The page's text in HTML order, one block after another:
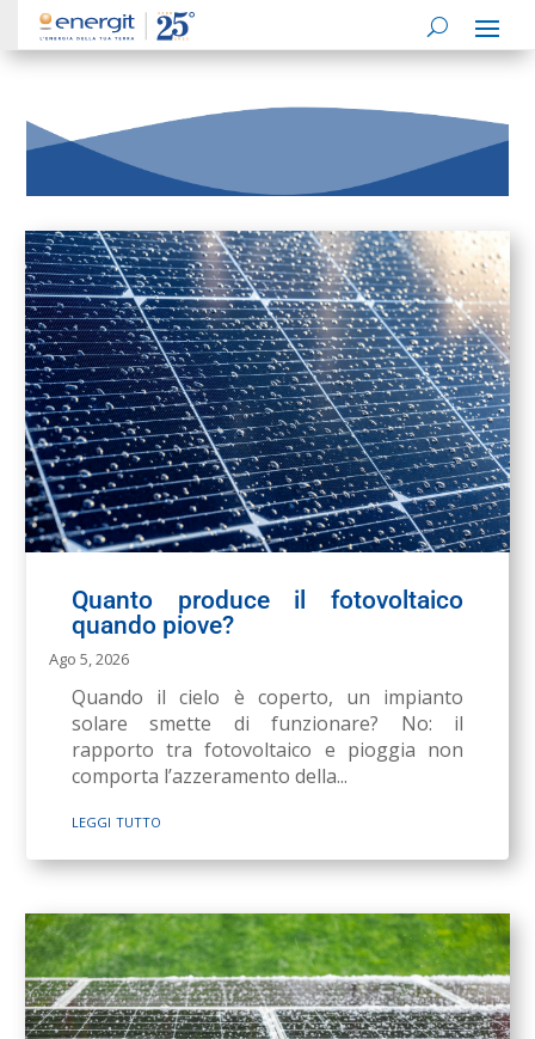
Quanto produce il fotovoltaico
quando piove?
Ago 5, 2026
Quando il cielo è coperto, un impianto
solare smette di funzionare? No: il
rapporto tra fotovoltaico e pioggia non
comporta l’azzeramento della...
leggi tutto